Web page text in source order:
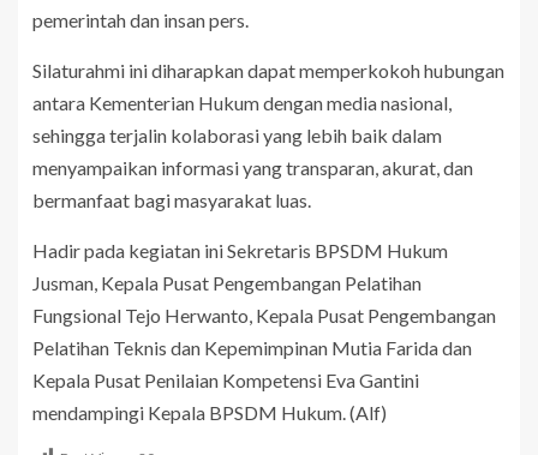
pemerintah dan insan pers.
Silaturahmi ini diharapkan dapat memperkokoh hubungan
antara Kementerian Hukum dengan media nasional,
sehingga terjalin kolaborasi yang lebih baik dalam
menyampaikan informasi yang transparan, akurat, dan
bermanfaat bagi masyarakat luas.
Hadir pada kegiatan ini Sekretaris BPSDM Hukum
Jusman, Kepala Pusat Pengembangan Pelatihan
Fungsional Tejo Herwanto, Kepala Pusat Pengembangan
Pelatihan Teknis dan Kepemimpinan Mutia Farida dan
Kepala Pusat Penilaian Kompetensi Eva Gantini
mendampingi Kepala BPSDM Hukum. (Alf)